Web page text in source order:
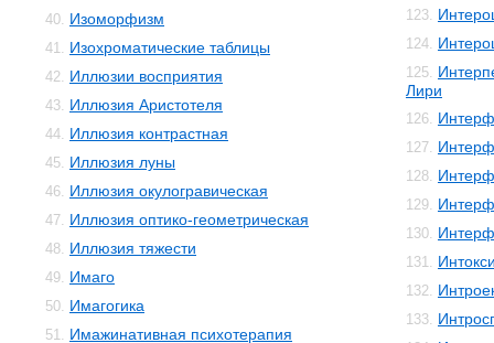
40. Изоморфизм
41. Изохроматические таблицы
42. Иллюзии восприятия
43. Иллюзия Аристотеля
44. Иллюзия контрастная
45. Иллюзия луны
46. Иллюзия окулогравическая
47. Иллюзия оптико-геометрическая
48. Иллюзия тяжести
49. Имаго
50. Имагогика
51. Имажинативная психотерапия
123.
124.
125.
Лири
126.
127.
128.
129.
130.
131.
132.
133.